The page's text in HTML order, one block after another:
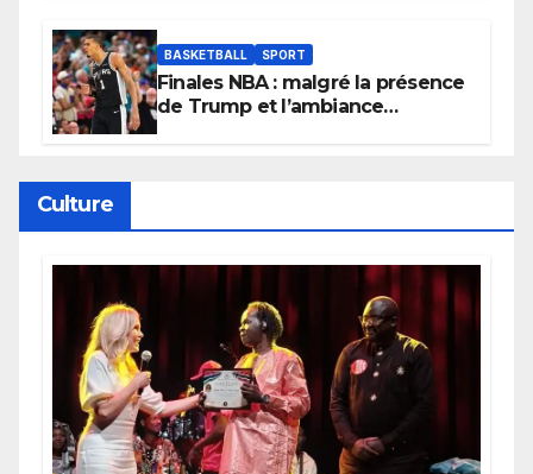
BASKETBALL SPORT
Finales NBA : malgré la présence
de Trump et l’ambiance
Culture